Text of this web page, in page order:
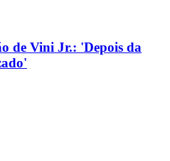
de Vini Jr.: 'Depois da